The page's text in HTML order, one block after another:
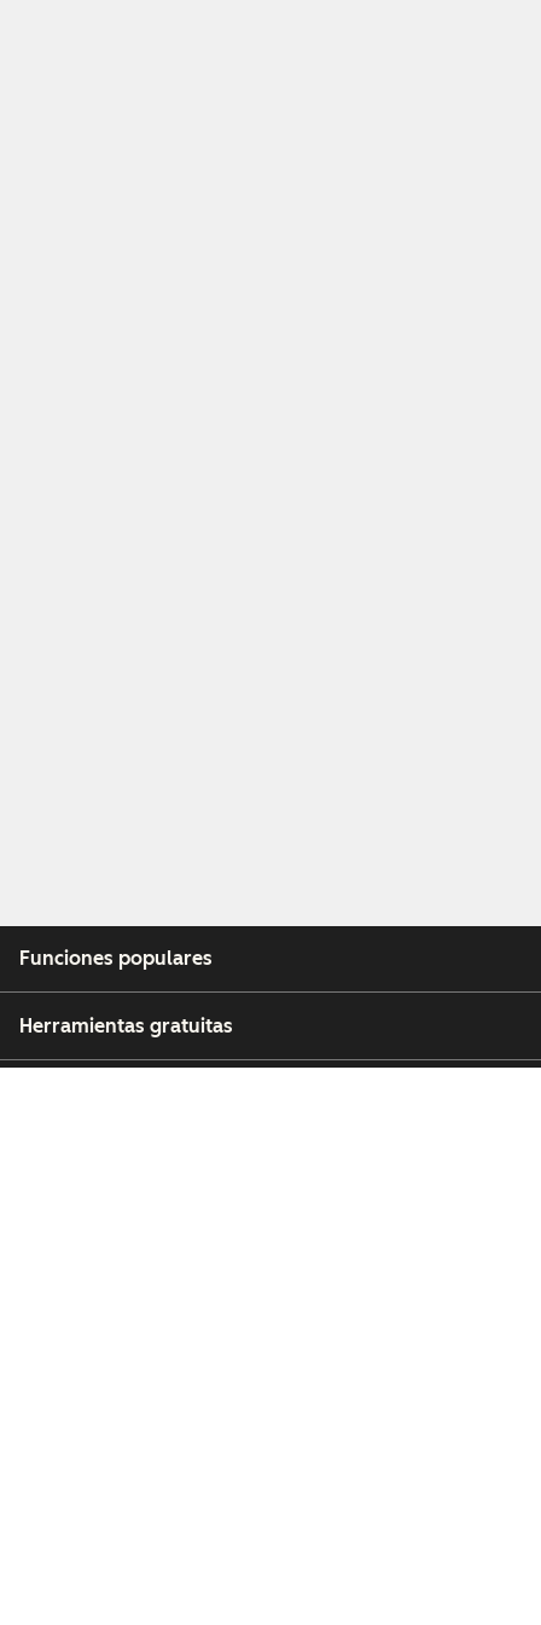
Funciones populares
Herramientas gratuitas